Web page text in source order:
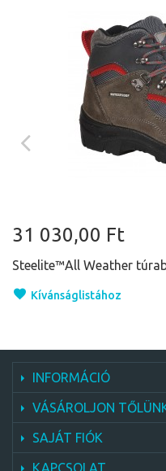
31 030,00 Ft
Steelite™All Weather
Kívánságlistához
INFORMÁCIÓ
VÁSÁROLJON
SAJÁT FIÓK
KAPCSOLAT